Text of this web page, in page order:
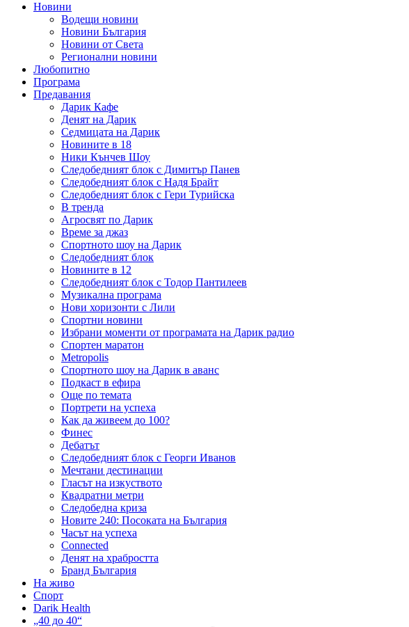
Новини
Водещи новини
Новини България
Новини от Света
Регионални новини
Любопитно
Програма
Предавания
Дарик Кафе
Денят на Дарик
Седмицата на Дарик
Новините в 18
Ники Кънчев Шоу
Следобедният блок с Димитър Панев
Следобедният блок с Надя Брайт
Следобедният блок с Гери Турийска
В тренда
Агросвят по Дарик
Време за джаз
Спортното шоу на Дарик
Следобедният блок
Новините в 12
Следобедният блок с Тодор Пантилеев
Музикална програма
Нови хоризонти с Лили
Спортни новини
Избрани моменти от програмата на Дарик радио
Спортен маратон
Metropolis
Спортното шоу на Дарик в аванс
Подкаст в ефира
Още по темата
Портрети на успеха
Как да живеем до 100?
Финес
Дебатът
Следобедният блок с Георги Иванов
Мечтани дестинации
Гласът на изкуството
Квадратни метри
Следобедна криза
Новите 240: Посоката на България
Часът на успеха
Connected
Денят на храбростта
Бранд България
На живо
Спорт
Darik Health
„40 до 40“